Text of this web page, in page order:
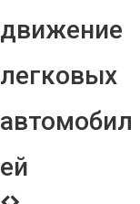
движение
легковых
автомобил
ей